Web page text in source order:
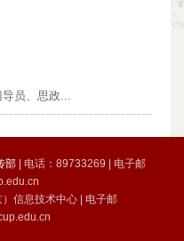
员、思政...
部 | 电话：89733269 | 电子邮
信息技术中心 | 电子邮